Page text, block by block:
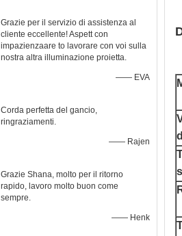
Grazie per il servizio di assistenza al
cliente eccellente! Aspett con
impazienzaare to lavorare con voi sulla
nostra altra illuminazione proietta.
—— EVA
Corda perfetta del gancio,
ringraziamenti.
—— Rajen
Grazie Shana, molto per il ritorno
rapido, lavoro molto buon come
sempre.
—— Henk